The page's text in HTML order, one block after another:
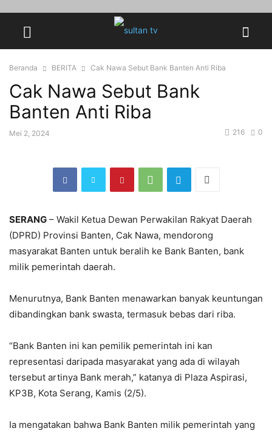
Beranda BERITA Cak Nawa Sebut Bank Banten Anti Riba
Cak Nawa Sebut Bank
Banten Anti Riba
Mei 2, 2024 0
216
SERANG – Wakil Ketua Dewan Perwakilan Rakyat Daerah
(DPRD) Provinsi Banten, Cak Nawa, mendorong
masyarakat Banten untuk beralih ke Bank Banten, bank
milik pemerintah daerah.
Menurutnya, Bank Banten menawarkan banyak keuntungan
dibandingkan bank swasta, termasuk bebas dari riba.
“Bank Banten ini kan pemilik pemerintah ini kan
representasi daripada masyarakat yang ada di wilayah
tersebut artinya Bank merah,” katanya di Plaza Aspirasi,
KP3B, Kota Serang, Kamis (2/5).
Ia mengatakan bahwa Bank Banten milik pemerintah yang